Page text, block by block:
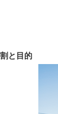
と目的